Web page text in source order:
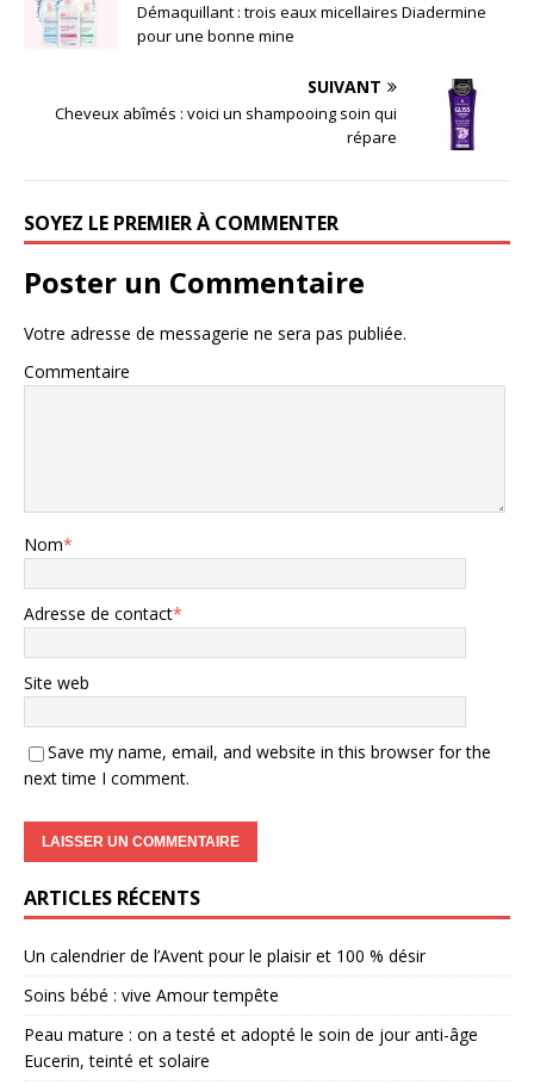
Démaquillant : trois eaux micellaires Diadermine
pour une bonne mine
SUIVANT
Cheveux abîmés : voici un shampooing soin qui
répare
SOYEZ LE PREMIER À COMMENTER
Poster un Commentaire
Votre adresse de messagerie ne sera pas publiée.
Commentaire
Nom*
Adresse de contact*
Site web
Save my name, email, and website in this browser for the
next time I comment.
ARTICLES RÉCENTS
Un calendrier de l’Avent pour le plaisir et 100 % désir
Soins bébé : vive Amour tempête
Peau mature : on a testé et adopté le soin de jour anti-âge
Eucerin, teinté et solaire